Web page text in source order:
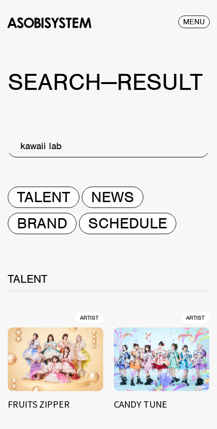
MENU
SEARCH—RESULT
kawaii lab
TALENT
NEWS
BRAND
SCHEDULE
TALENT
ARTIST
FRUITS ZIPPER
ARTIST
CANDY TUNE